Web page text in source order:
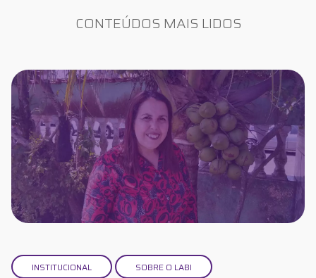
CONTEÚDOS MAIS LIDOS
INSTITUCIONAL SOBRE O LABI